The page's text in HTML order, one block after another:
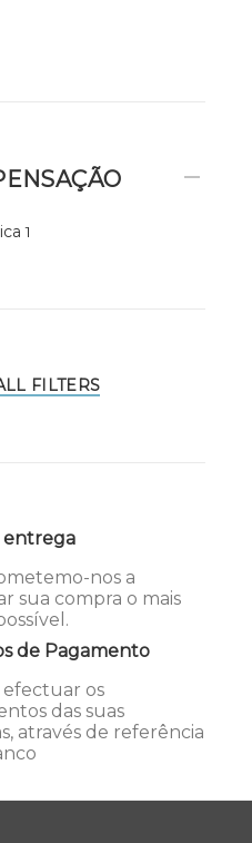
1
FILTERS
entrega
nos a
sua compra o mais
de Pagamento
efectuar os
das suas
através de referência